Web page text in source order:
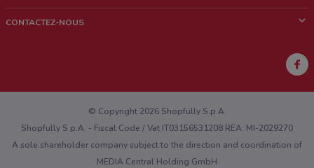
Contacts commerciaux et/ou marketing
CONTACTEZ-NOUS
Vous rencontrez un problème technique sur l’appli ou le site?
© Copyright 2026 Shopfully S.p.A.
Shopfully S.p.A. - Fiscal Code / Vat IT03156531208 REA: MI-2029270
A sole shareholder company subject to the direction and coordination of
MEDIA Central Holding GmbH